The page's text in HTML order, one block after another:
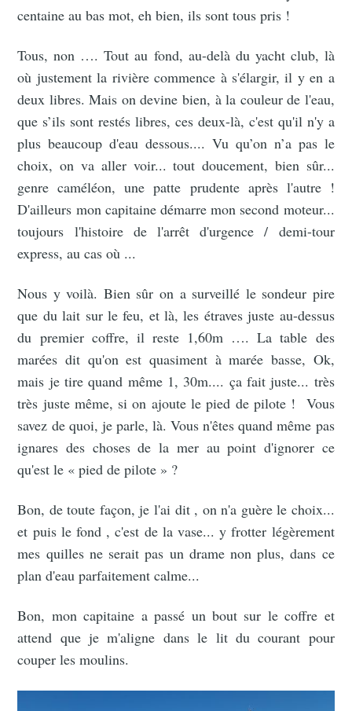
centaine au bas mot, eh bien, ils sont tous pris !
Tous, non …. Tout au fond, au-delà du yacht club, là
où justement la rivière commence à s'élargir, il y en a
deux libres. Mais on devine bien, à la couleur de l'eau,
que s’ils sont restés libres, ces deux-là, c'est qu'il n'y a
plus beaucoup d'eau dessous.... Vu qu’on n’a pas le
choix, on va aller voir... tout doucement, bien sûr...
genre caméléon, une patte prudente après l'autre !
D'ailleurs mon capitaine démarre mon second moteur...
toujours l'histoire de l'arrêt d'urgence / demi-tour
express, au cas où ...
Nous y voilà. Bien sûr on a surveillé le sondeur pire
que du lait sur le feu, et là, les étraves juste au-dessus
du premier coffre, il reste 1,60m …. La table des
marées dit qu'on est quasiment à marée basse, Ok,
mais je tire quand même 1, 30m.... ça fait juste... très
très juste même, si on ajoute le pied de pilote ! Vous
savez de quoi, je parle, là. Vous n'êtes quand même pas
ignares des choses de la mer au point d'ignorer ce
qu'est le « pied de pilote » ?
Bon, de toute façon, je l'ai dit , on n'a guère le choix...
et puis le fond , c'est de la vase... y frotter légèrement
mes quilles ne serait pas un drame non plus, dans ce
plan d'eau parfaitement calme...
Bon, mon capitaine a passé un bout sur le coffre et
attend que je m'aligne dans le lit du courant pour
couper les moulins.